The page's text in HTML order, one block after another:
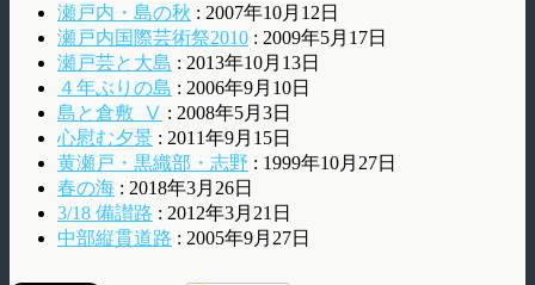
瀬戸内・島の秋 : 2007年10月12日
瀬戸内国際芸術祭2010 : 2009年5月17日
瀬戸芸と大島 : 2013年10月13日
４年ぶりの島 : 2006年9月10日
島と倉敷_Ⅴ : 2008年5月3日
心慰む夕景 : 2011年9月15日
黄瀬戸・黒織部・志野 : 1999年10月27日
春の海 : 2018年3月26日
3/18 備讃路 : 2012年3月21日
中部縦貫道路 : 2005年9月27日